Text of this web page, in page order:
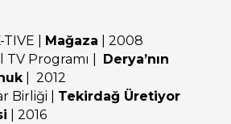
| Mağaza | 2008
TV Programı | Derya’nın
| 2012
Birliği | Tekirdağ Üretiyor
| 2016